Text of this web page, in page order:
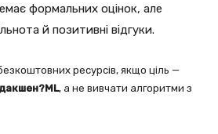
формальних оцінок, але
й позитивні відгуки.
ресурсів, якщо ціль —
, а не вивчати алгоритми з